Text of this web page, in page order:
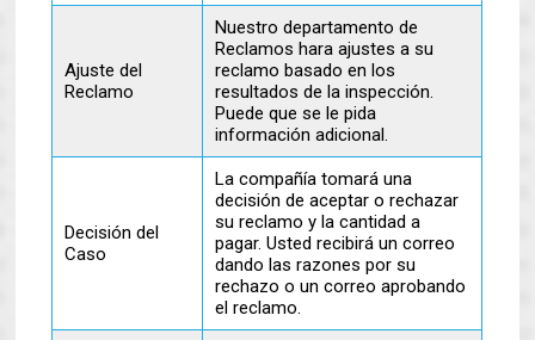
Ajuste del
Reclamo
Nuestro departamento de
Reclamos hara ajustes a su
reclamo basado en los
resultados de la inspección.
Puede que se le pida
información adicional.
Decisión del
Caso
La compañía tomará una
decisión de aceptar o rechazar
su reclamo y la cantidad a
pagar. Usted recibirá un correo
dando las razones por su
rechazo o un correo aprobando
el reclamo.